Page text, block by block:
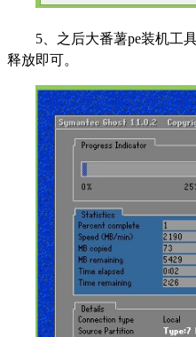
5、之后大番薯pe装机工
释放即可。